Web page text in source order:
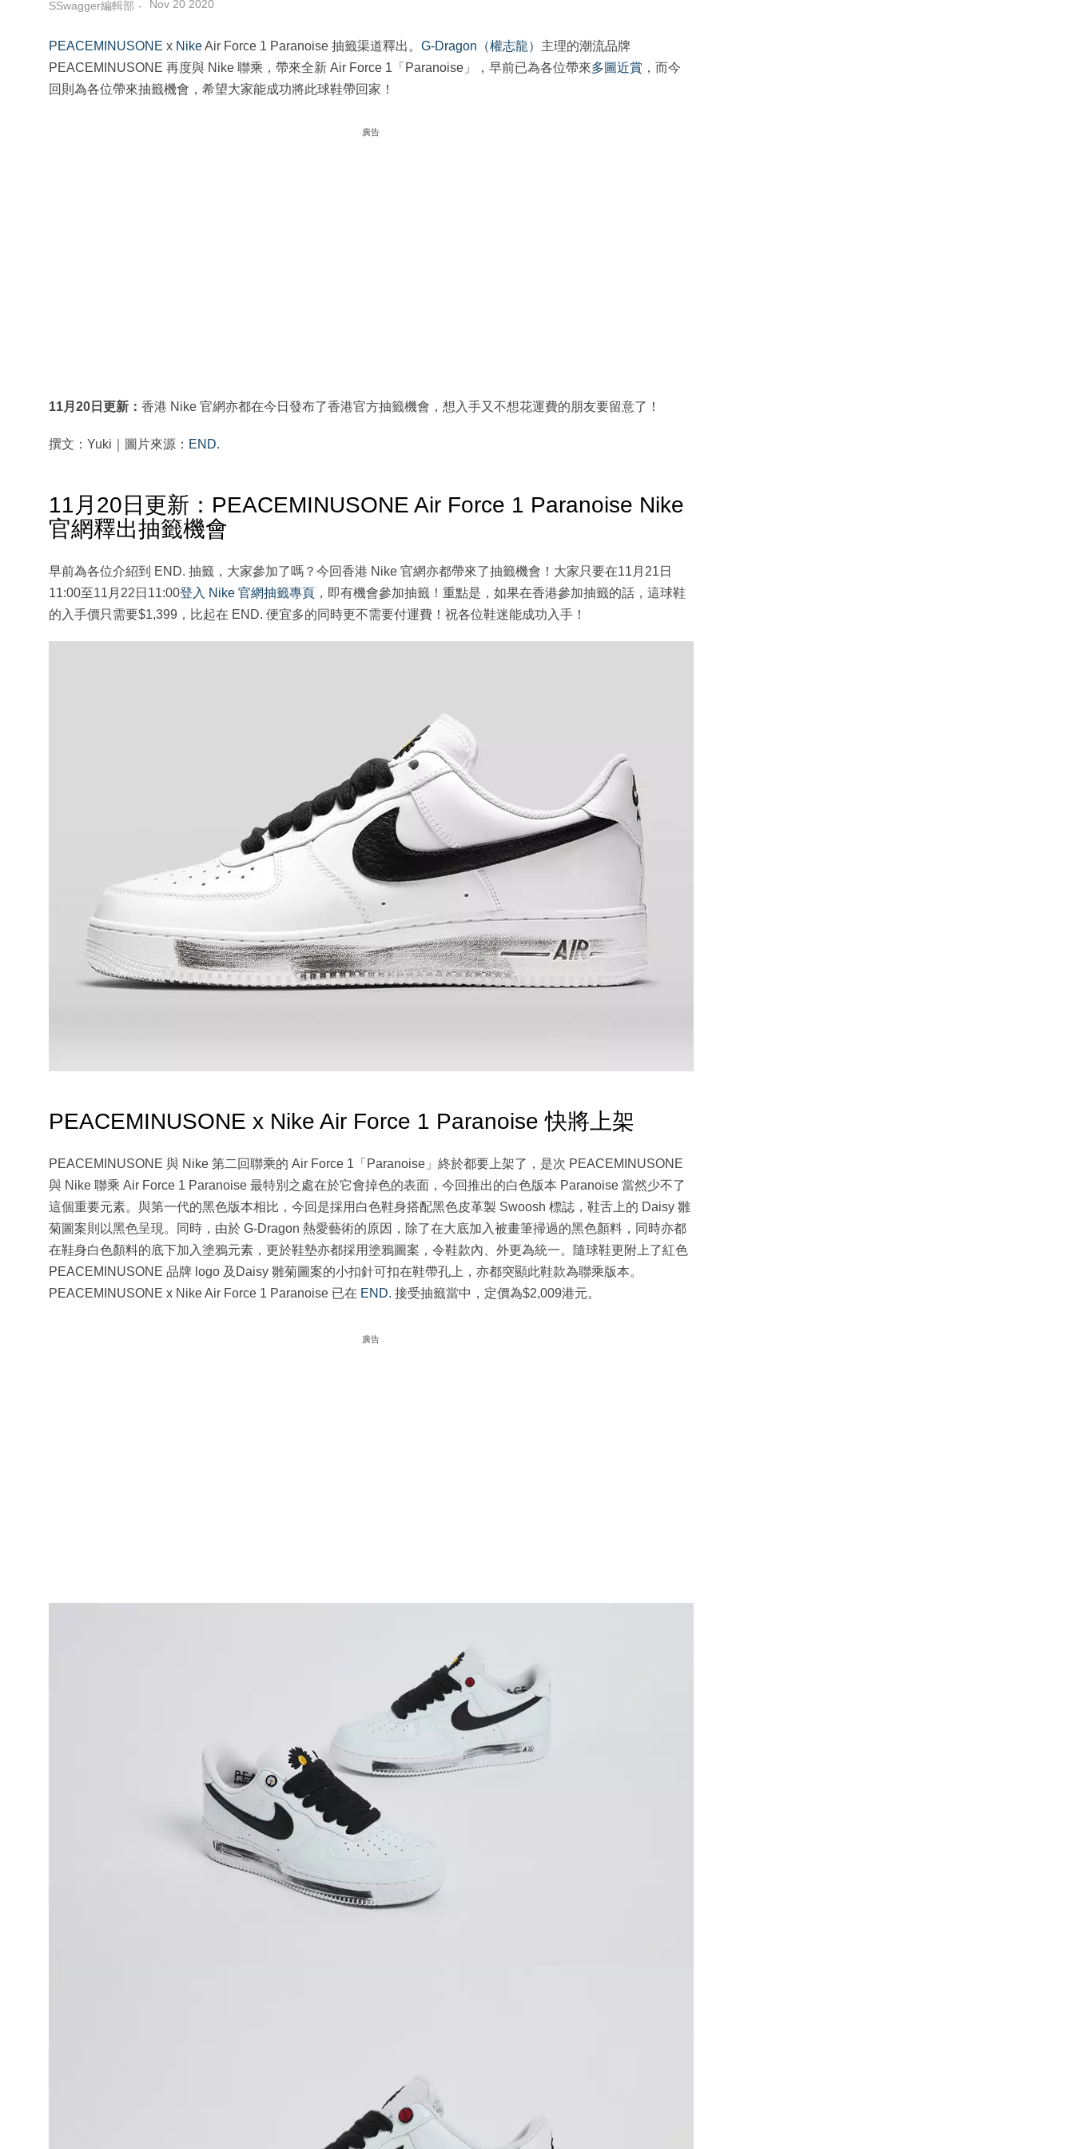
SSwagger編輯部 Nov 20 2020
PEACEMINUSONE x NikeAir Force 1 Paranoise 抽籤渠道釋出。 G-Dragon（權志龍） 主理的潮流品牌
PEACEMINUSONE 再度與 Nike 聯乘，帶來全新 Air Force 1「Paranoise」，早前已為各位帶來多圖近賞 ，而今
回則為各位帶來抽籤機會，希望大家能成功將此球鞋帶回家！
廣告
11月20日更新： 香港 Nike 官網亦都在今日發布了香港官方抽籤機會，想入手又不想花運費的朋友要留意了！
撰文：Yuki｜圖片來源： END.
11月20日更新：PEACEMINUSONE Air Force 1 Paranoise Nike
官網釋出抽籤機會
早前為各位介紹到 END. 抽籤，大家參加了嗎？今回香港 Nike 官網亦都帶來了抽籤機會！大家只要在11月21日
11:00至11月22日11:00登入 Nike 官網抽籤專頁 ，即有機會參加抽籤！重點是，如果在香港參加抽籤的話，這球鞋
的入手價只需要$1,399，比起在 END. 便宜多的同時更不需要付運費！祝各位鞋迷能成功入手！
PEACEMINUSONE x Nike Air Force 1 Paranoise 快將上架
PEACEMINUSONE 與 Nike 第二回聯乘的 Air Force 1「Paranoise」終於都要上架了，是次 PEACEMINUSONE
與 Nike 聯乘 Air Force 1 Paranoise 最特別之處在於它會掉色的表面，今回推出的白色版本 Paranoise 當然少不了
這個重要元素。與第一代的黑色版本相比，今回是採用白色鞋身搭配黑色皮革製 Swoosh 標誌，鞋舌上的 Daisy 雛
菊圖案則以黑色呈現。同時，由於 G-Dragon 熱愛藝術的原因，除了在大底加入被畫筆掃過的黑色顏料，同時亦都
在鞋身白色顏料的底下加入塗鴉元素，更於鞋墊亦都採用塗鴉圖案，令鞋款內、外更為統一。隨球鞋更附上了紅色
PEACEMINUSONE 品牌 logo 及Daisy 雛菊圖案的小扣針可扣在鞋帶孔上，亦都突顯此鞋款為聯乘版本。
PEACEMINUSONE x Nike Air Force 1 Paranoise 已在 END. 接受抽籤當中，定價為$2,009港元。
廣告